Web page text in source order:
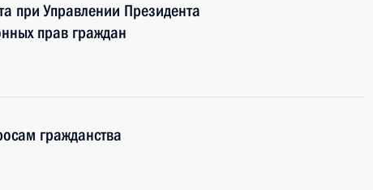
при Управлении Президента
прав граждан
гражданства